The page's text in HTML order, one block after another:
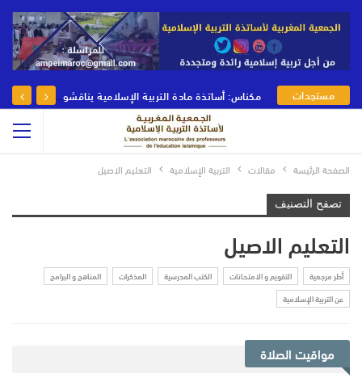
مستجدات
الجمعية
مكناس: أساتذة مادة التربية الإسلامية يناقشون رهانات وأدوار مادة التربية الإسلامية في يومها الوطني
الصفحة الرئيسة مقالات التربية الإسلامية التعليم الاصيل
تصفح التصنيف
التعليم الاصيل
أطر مرجعية التقويم و الامتحانات الكتب المدرسية المذكرات
المناهج و البرامج
عن التربية الإسلامية
مواقيت الصلاة